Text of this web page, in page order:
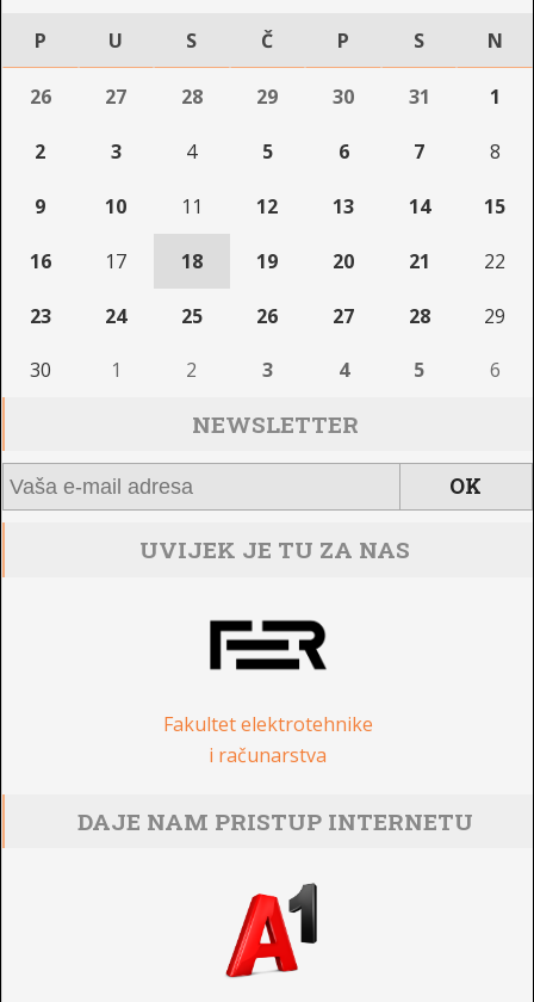
P U S Č P S N
26 27 28 29 30 31 1
2 3 4 5 6 7 8
9 10 11 12 13 14 15
16 17 18 19 20 21 22
23 24 25 26 27 28 29
30 1 2 3 4 5 6
NEWSLETTER
UVIJEK JE TU ZA NAS
Fakultet elektrotehnike
i računarstva
DAJE NAM PRISTUP INTERNETU